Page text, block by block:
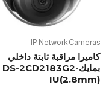
IP Network Cameras
كاميرا مراقبة ثابتة داخلي
بمايكDS-2CD2183G2-
IU(2.8mm)